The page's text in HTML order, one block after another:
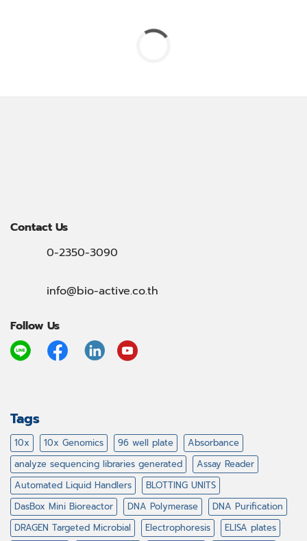
Contact Us
0-2350-3090
info@bio-active.co.th
Follow Us
Tags
10x 10x Genomics 96 well plate
Absorbance
analyze sequencing libraries generated
Assay Reader
Automated Liquid Handlers
BLOTTING UNITS
DasBox Mini Bioreactor
DNA Polymerase
DNA Purification
DRAGEN Targeted Microbial
Electrophoresis
ELISA plates